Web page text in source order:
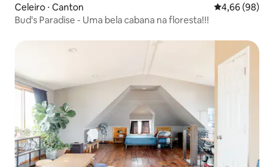
Celeiro ⋅ Canton 4,66 de uma
4,66 (98)
Bud's Paradise - Uma bela cabana na floresta!!!